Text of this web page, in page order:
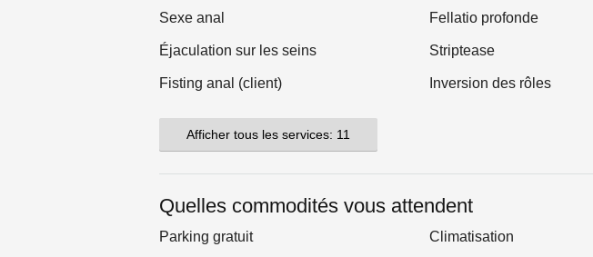
Sexe anal Fellatio profonde
Éjaculation sur les seins Striptease
Fisting anal (client) Inversion des rôles
Afficher tous les services: 11
Quelles commodités vous attendent
Parking gratuit Climatisation